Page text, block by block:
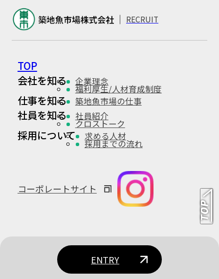
ENTRY
RECRUIT
TOP
会社を知る
企業理念
福利厚生/人材育成制度
仕事を知る 築地魚市場の仕事
社員を知る 社員紹介
クロストーク
採用について 求める人材
採用までの流れ
コーポレートサイト